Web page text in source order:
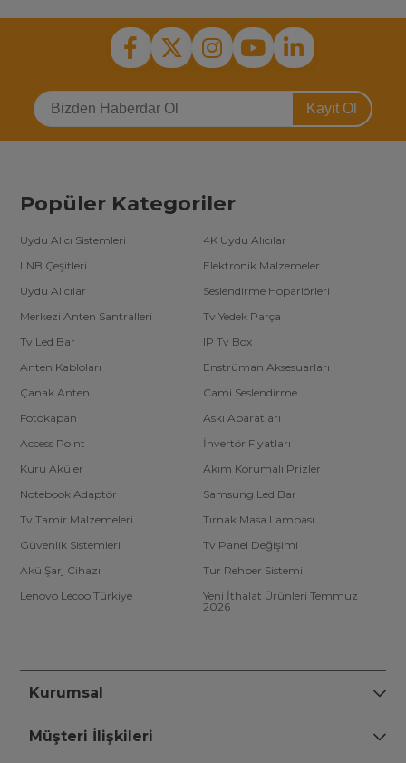
Kayıt Ol
Popüler Kategoriler
Uydu Alıcı Sistemleri
4K Uydu Alıcılar
LNB Çeşitleri
Elektronik Malzemeler
Uydu Alıcılar
Seslendirme Hoparlörleri
Merkezi Anten Santralleri
Tv Yedek Parça
Tv Led Bar
IP Tv Box
Anten Kabloları
Enstrüman Aksesuarları
Çanak Anten
Cami Seslendirme
Fotokapan
Askı Aparatları
Access Point
İnvertör Fiyatları
Kuru Aküler
Akım Korumalı Prizler
Notebook Adaptör
Samsung Led Bar
Tv Tamir Malzemeleri
Tırnak Masa Lambası
Güvenlik Sistemleri
Tv Panel Değişimi
Akü Şarj Cihazı
Tur Rehber Sistemi
Lenovo Lecoo Türkiye
Yeni İthalat Ürünleri Temmuz
2026
Kurumsal
Müşteri İlişkileri